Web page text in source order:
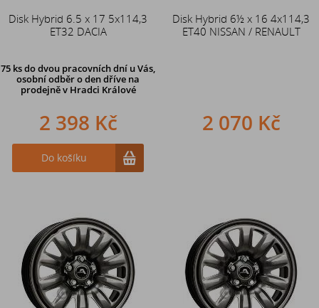
Disk Hybrid 6.5 x 17 5x114,3
ET32 DACIA
75 ksdo dvou pracovních dní u Vás,
osobní odběr o den dříve na
prodejně v Hradci Králové
2 398 Kč
Do košíku
Disk Hybrid 6½ x 16 4x114,3
ET40 NISSAN / RENAULT
2 070 Kč